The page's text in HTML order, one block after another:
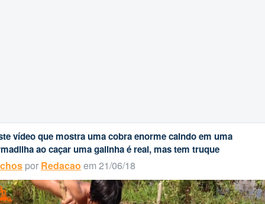
vídeo que mostra uma cobra enorme caindo em uma
ao caçar uma galinha é real, mas tem truque
por Redacao em 21/06/18